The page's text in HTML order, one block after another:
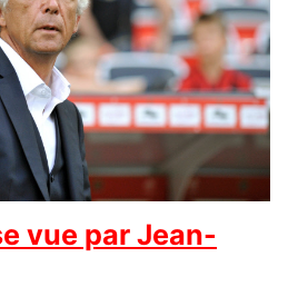
vue par Jean-